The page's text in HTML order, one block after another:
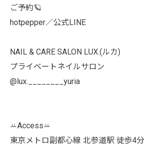
ご予約🪐
hotpepper／公式LINE
NAIL & CARE SALON LUX.(ルカ)
プライベートネイルサロン
@lux.________yuria
ꕁAccessꕁ
東京メトロ副都心線 北参道駅 徒歩4分